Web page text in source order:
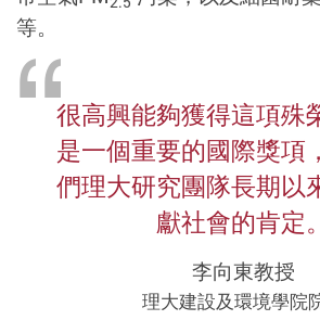
等。
很高興能夠獲得這項殊
是一個重要的國際獎項
們理大研究團隊長期以
獻社會的肯定。
李向東教授
理大建設及環境學院